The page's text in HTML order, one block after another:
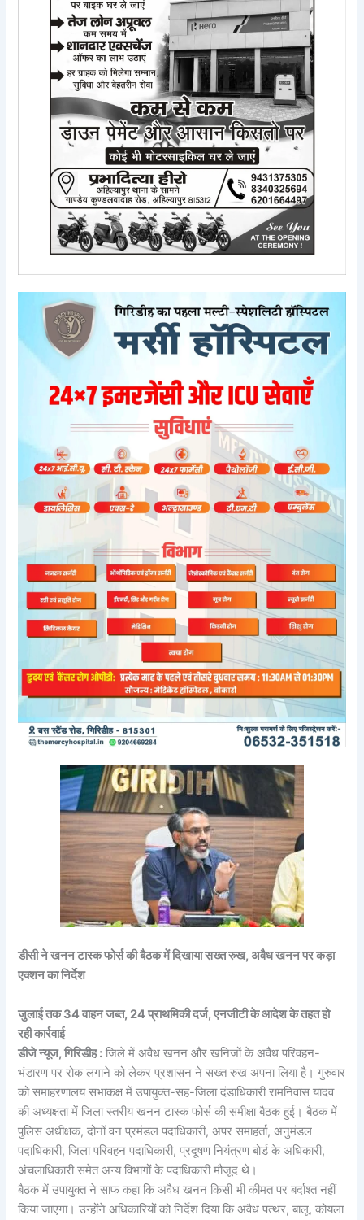
डीसी ने खनन टास्क फोर्स की बैठक में दिखाया सख्त रुख, अवैध खनन पर कड़ा
एक्शन का निर्देश
जुलाई तक 34 वाहन जब्त, 24 प्राथमिकी दर्ज, एनजीटी के आदेश के तहत हो
रही कार्रवाई
डीजे न्यूज, गिरिडीह : जिले में अवैध खनन और खनिजों के अवैध परिवहन-
भंडारण पर रोक लगाने को लेकर प्रशासन ने सख्त रुख अपना लिया है। गुरुवार
को समाहरणालय सभाकक्ष में उपायुक्त-सह-जिला दंडाधिकारी रामनिवास यादव
की अध्यक्षता में जिला स्तरीय खनन टास्क फोर्स की समीक्षा बैठक हुई। बैठक में
पुलिस अधीक्षक, दोनों वन प्रमंडल पदाधिकारी, अपर समाहर्ता, अनुमंडल
पदाधिकारी, जिला परिवहन पदाधिकारी, प्रदूषण नियंत्रण बोर्ड के अधिकारी,
अंचलाधिकारी समेत अन्य विभागों के पदाधिकारी मौजूद थे।
बैठक में उपायुक्त ने साफ कहा कि अवैध खनन किसी भी कीमत पर बर्दाश्त नहीं
किया जाएगा। उन्होंने अधिकारियों को निर्देश दिया कि अवैध पत्थर, बालू, कोयला